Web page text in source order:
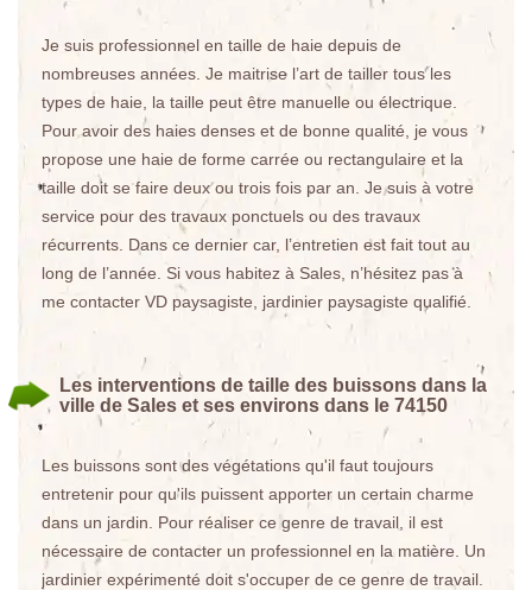
Je suis professionnel en taille de haie depuis de
nombreuses années. Je maitrise l’art de tailler tous les
types de haie, la taille peut être manuelle ou électrique.
Pour avoir des haies denses et de bonne qualité, je vous
propose une haie de forme carrée ou rectangulaire et la
taille doit se faire deux ou trois fois par an. Je suis à votre
service pour des travaux ponctuels ou des travaux
récurrents. Dans ce dernier car, l’entretien est fait tout au
long de l’année. Si vous habitez à Sales, n’hésitez pas à
me contacter VD paysagiste, jardinier paysagiste qualifié.
Les interventions de taille des buissons dans la
ville de Sales et ses environs dans le 74150
Les buissons sont des végétations qu'il faut toujours
entretenir pour qu'ils puissent apporter un certain charme
dans un jardin. Pour réaliser ce genre de travail, il est
nécessaire de contacter un professionnel en la matière. Un
jardinier expérimenté doit s'occuper de ce genre de travail.